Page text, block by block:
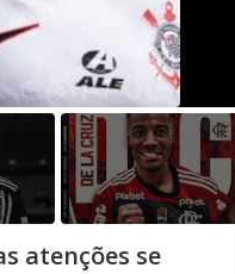
atenções se